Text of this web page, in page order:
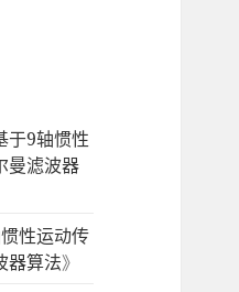
于9轴惯性
曼滤波器
性运动传
器算法》